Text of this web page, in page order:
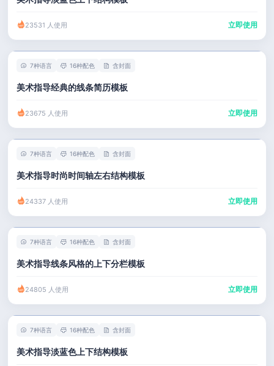
23531 人使用 立即使用
7种语言 16种配色 含封面
美术指导经典的线条简历模板
23675 人使用 立即使用
7种语言 16种配色 含封面
美术指导时尚时间轴左右结构模板
24337 人使用 立即使用
7种语言 16种配色 含封面
美术指导线条风格的上下分栏模板
24805 人使用 立即使用
7种语言 16种配色 含封面
美术指导淡蓝色上下结构模板